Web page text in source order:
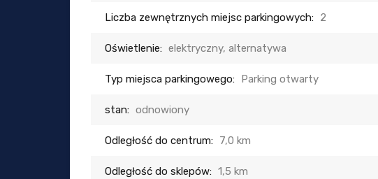
Liczba zewnętrznych miejsc parkingowych: 2
Oświetlenie: elektryczny, alternatywa
Typ miejsca parkingowego: Parking otwarty
stan: odnowiony
Odległość do centrum: 7,0 km
Odległość do sklepów: 1,5 km